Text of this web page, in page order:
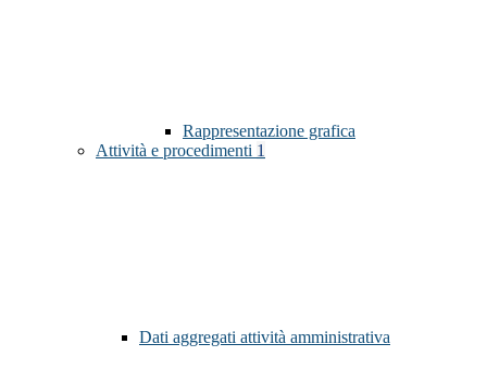
Rappresentazione grafica
Attività e procedimenti 1
Dati aggregati attività amministrativa